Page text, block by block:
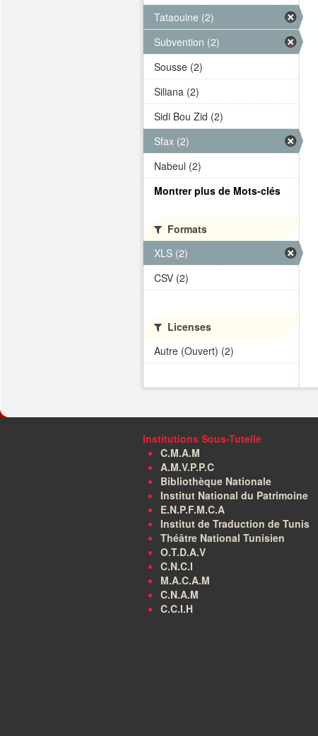
Tataouine (2)
Subvention (2)
Sousse (2)
Siliana (2)
Sidi Bou Zid (2)
Sfax (2)
Nabeul (2)
Montrer plus de Mots-clés
Formats
XLS (2)
CSV (2)
Licenses
Autre (Ouvert) (2)
Institutions Sous-Tutelle
C.M.A.M
A.M.V.P.P.C
Bibliothèque Nationale
Institut National du Patrimoine
E.N.P.F.M.C.A
Institut de Traduction de Tunis
Théâtre National Tunisien
O.T.D.A.V
C.N.C.I
M.A.C.A.M
C.N.A.M
C.C.I.H